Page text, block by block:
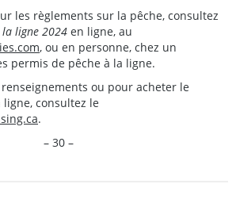
les règlements sur la pêche, consultez
la ligne 2024 en ligne, au
, ou en personne, chez un
permis de pêche à la ligne.
ou pour acheter le
consultez le
.
– 30 –